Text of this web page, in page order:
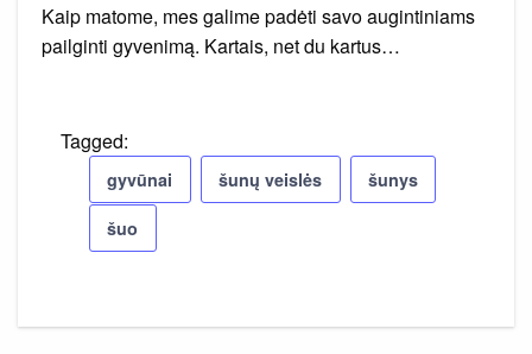
Kaip matome, mes galime padėti savo augintiniams
pailginti gyvenimą. Kartais, net du kartus…
Tagged:
gyvūnai šunų veislės šunys
šuo